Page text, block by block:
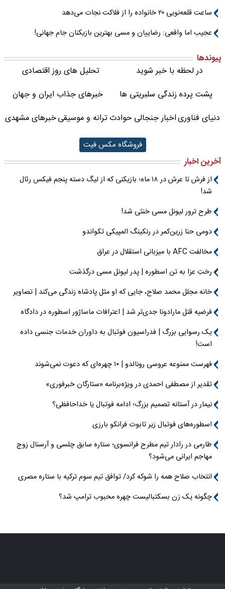
ساعت قلعه‌نویی ۲۰ خانواده را از فلاکت نجات می‌دهد
عجیب اما واقعی: رضاییان و مسی بهترین بازیکنان جام جهانی!
پیوندها
در لحظه با خبر شوید
تحلیل های روز اقتصادی
پشت پرده زندگی سلبریتی ها
خبرهای جذاب ایران و جهان
دنیای فناوریاخبار جنجالی حوادثترانه و موسیقیخبرهای مشهدی
فروشگاه مکس فیت
آخرین اخبار
از فرش تا عرش در ۱۸ ماه؛ بازیکنی که از لیگ دسته پنجم فیکس رئال
شد!
طرح ترور لیونل مسی خنثی شد!
دومی حنا زرین‌کمر در رنکینگ المپیکی تکواندو
مخالفت AFC با میزبانی استقلال در عراق
رختِ عزا به تن اسطوره | پدر لیونل مسی درگذشت
خانه مجلل محمد صلاح، جایی که او مثل پادشاه زندگی می‌کند | تصاویر
فرضیه قتل مارادونا جدی‌تر شد | اعترافات ماساژور اسطوره در دادگاه
یک رسوایی بزرگ | فدراسیون فوتبال به داوران خدمات جنسی داده
است!
فهرست ممنوعه عروسی رونالدو | ۱۰ چهره‌ای که دعوت نمی‌شوند
تقدیر از مصطفی احمدی در ویژه‌برنامه «ستارگان خبرفوری»
نیمار در آستانه تصمیم بزرگ؛ ادامه فوتبال یا خداحافظی؟
اسطوره‌های فوتبال زیر تابوت فرانکو بارزی
طارمی در رادار تیم مطرح فرانسوی؛ ستاره سابق چلسی و آرسنال زوج
مهاجم ایرانی می‌شود؟
انتخاب صلاح همه را شوکه کرد/ توافق تیم سوم ترکیه با ستاره مصری
چگونه یک زن بسکتبالیست چهره محبوب ترامپ شد؟